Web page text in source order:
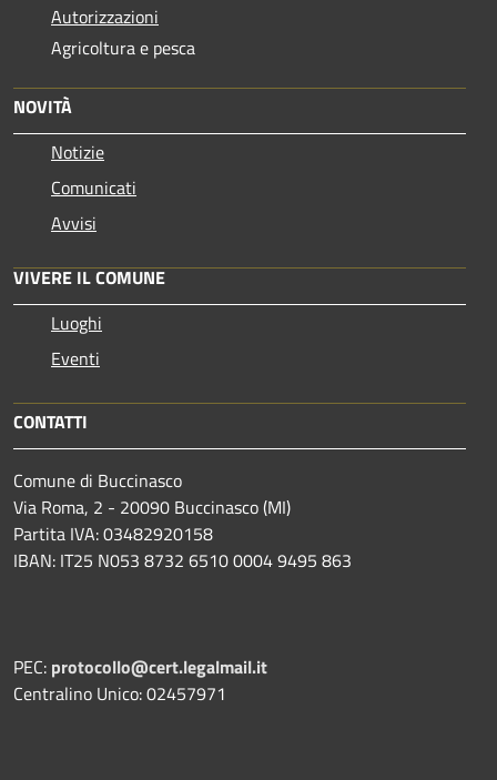
Autorizzazioni
Agricoltura e pesca
NOVITÀ
Notizie
Comunicati
Avvisi
VIVERE IL COMUNE
Luoghi
Eventi
CONTATTI
Comune di Buccinasco
Via Roma, 2 - 20090 Buccinasco (MI)
Partita IVA: 03482920158
IBAN: IT25 N053 8732 6510 0004 9495 863
PEC: protocollo@cert.legalmail.it
Centralino Unico: 02457971